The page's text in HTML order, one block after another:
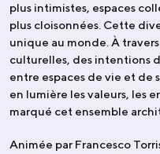
plus intimistes, espaces
plus cloisonnées. Cette
unique au monde. À
culturelles, des intentions
entre espaces de vie et
en lumière les valeurs, les
marqué cet ensemble
Animée par Francesco